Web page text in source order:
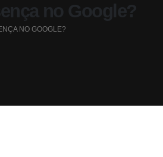
no Google?
NO GOOGLE?